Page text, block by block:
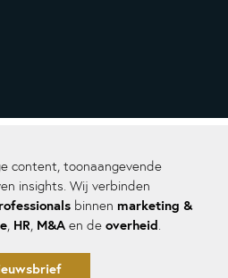
content, toonaangevende
insights. Wij verbinden
binnen marketing &
, HR, M&A en de overheid.